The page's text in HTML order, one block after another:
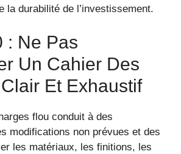
la durabilité de l’investissement.
: Ne Pas
Un Cahier Des
Et Exhaustif
flou conduit à des
modifications non prévues et des
les matériaux, les finitions, les